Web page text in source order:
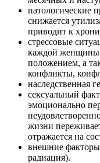
патологические
снижается
приводит к
стрессовые
каждой женщины
положением, а
конфликты,
наследственная
сексуальный
эмоционально
жизни
отражается на
внешние
радиация).